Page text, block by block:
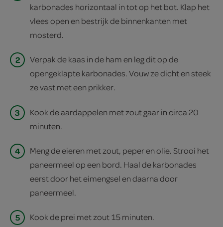
karbonades horizontaal in tot op het bot. Klap het
vlees open en bestrijk de binnenkanten met
mosterd.
2
Verpak de kaas in de ham en leg dit op de
opengeklapte karbonades. Vouw ze dicht en steek
ze vast met een prikker.
3
Kook de aardappelen met zout gaar in circa 20
minuten.
4
Meng de eieren met zout, peper en olie. Strooi het
paneermeel op een bord. Haal de karbonades
eerst door het eimengsel en daarna door
paneermeel.
5 Kook de prei met zout 15 minuten.